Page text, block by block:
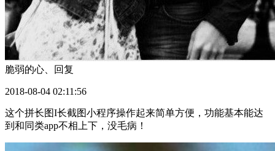
脆弱的心、 回复
2018-08-04 02:11:56
这个拼长图I长截图小程序操作起来简单方便，功能基本能达
到和同类app不相上下，没毛病！